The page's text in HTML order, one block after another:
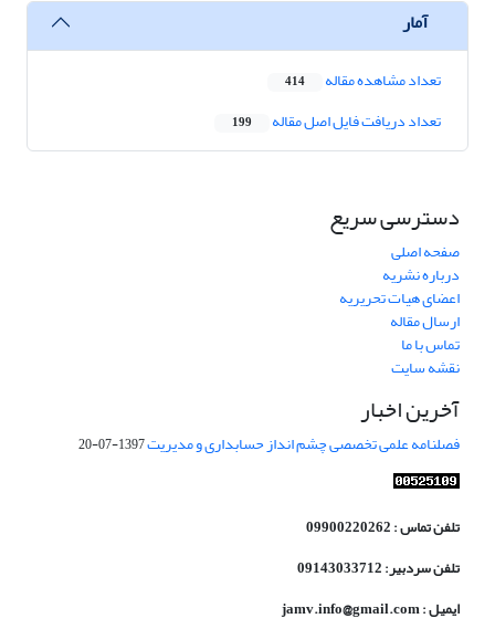
آمار
تعداد مشاهده مقاله 414
تعداد دریافت فایل اصل مقاله 199
دسترسی سریع
صفحه اصلی
درباره نشریه
اعضای هیات تحریریه
ارسال مقاله
تماس با ما
نقشه سایت
آخرین اخبار
فصلنامه علمی تخصصی چشم انداز حسابداری و مدیریت1397-07-20
تلفن تماس : 09900220262
تلفن سردبیر: 09143033712
ایمیل : jamv.info@gmail.com